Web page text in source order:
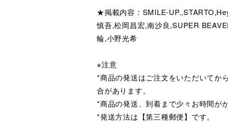
★掲載内容：SMILE-
慎吾,松岡昌宏,南沙良,SUPER
輪,小野光希
※注意
*商品の発送はご注文をいただいてか
合があります。
*商品の発送、到着まで少々お時間が
*発送方法は【第三種郵便】です。